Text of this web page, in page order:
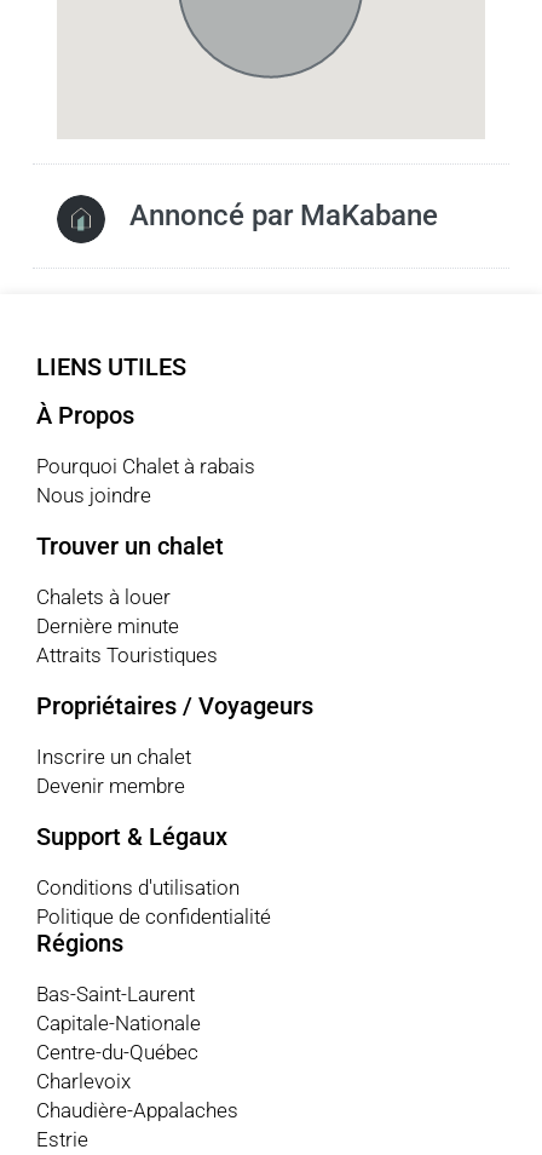
Annoncé par MaKabane
LIENS UTILES
À Propos
Pourquoi Chalet à rabais
Nous joindre
Trouver un chalet
Chalets à louer
Dernière minute
Attraits Touristiques
Propriétaires / Voyageurs
Inscrire un chalet
Devenir membre
Support & Légaux
Conditions d'utilisation
Politique de confidentialité
Régions
Bas-Saint-Laurent
Capitale-Nationale
Centre-du-Québec
Charlevoix
Chaudière-Appalaches
Estrie